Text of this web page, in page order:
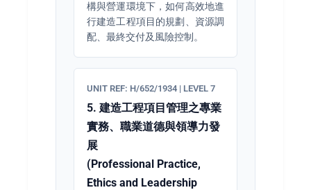
構與營運環境下，如何高效地進
行建造工程項目的規劃、資源調
配、最終交付及風險控制。
UNIT REF: H/652/1934 | LEVEL 7
5. 建造工程項目管理之專業
實務、職業道德與領導力發
展
(Professional Practice,
Ethics and Leadership